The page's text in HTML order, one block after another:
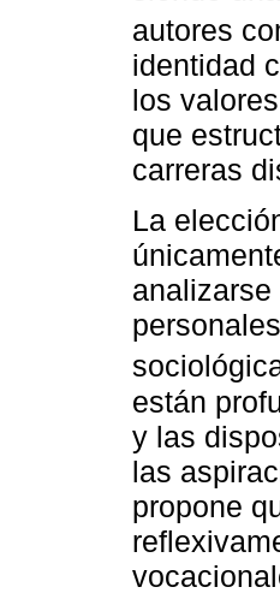
autores
identidad
los
que
carreras
La
están
y las
las
propone